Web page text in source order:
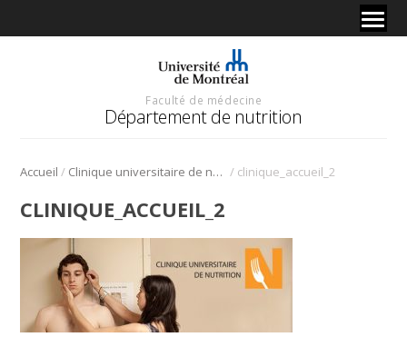
Faculté de médecine
Département de nutrition
Accueil / Clinique universitaire de nutrition / clinique_accueil_2
CLINIQUE_ACCUEIL_2